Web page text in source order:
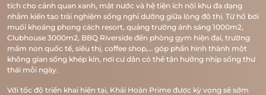
tích cho cảnh quan xanh, mặt nước và hệ tiện ích nội khu đa dạng
nhằm kiến tạo trải nghiệm sống nghỉ dưỡng giữa lòng đô thị. Từ hồ bơi
muối khoáng phong cách resort, quảng trường ánh sáng 1000m2,
Clubhouse 3000m2, BBQ Riverside đến phòng gym hiện đại, trường
mầm non quốc tế, siêu thị, coffee shop,… góp phần hình thành một
không gian sống khép kín, nơi cư dân có thể tận hưởng nhịp sống thư
thái mỗi ngày.
Với tốc độ triển khai hiện tại, Khải Hoàn Prime được kỳ vọng sẽ sớm